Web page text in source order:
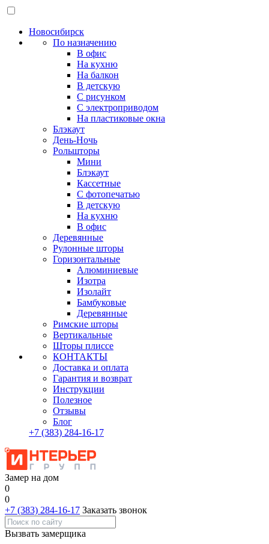
Новосибирск
По назначению
В офис
На кухню
На балкон
В детскую
С рисунком
С электроприводом
На пластиковые окна
Блэкаут
День-Ночь
Рольшторы
Мини
Блэкаут
Кассетные
С фотопечатью
В детскую
На кухню
В офис
Деревянные
Рулонные шторы
Горизонтальные
Алюминиевые
Изотра
Изолайт
Бамбуковые
Деревянные
Римские шторы
Вертикальные
Шторы плиссе
КОНТАКТЫ
Доставка и оплата
Гарантия и возврат
Инструкции
Полезное
Отзывы
Блог
+7 (383) 284-16-17
Замер на дом
0
0
+7 (383) 284-16-17 Заказать звонок
Вызвать замерщика